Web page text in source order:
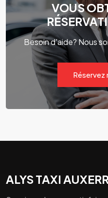
VOUS
Besoin d'aide? Nous
Réservez
ALYS TAXI